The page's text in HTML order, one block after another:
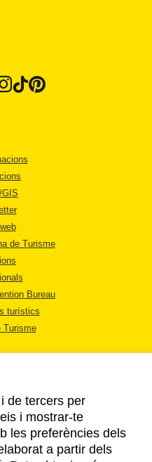
GIS
de Turisme
Bureau
turístics
Turisme
de tercers per
i mostrar-te
les preferències dels
a partir dels